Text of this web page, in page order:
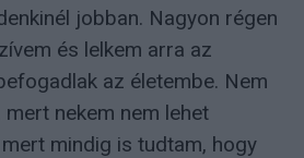
jobban. Nagyon régen
és lelkem arra az
az életembe. Nem
nekem nem lehet
mindig is tudtam, hogy